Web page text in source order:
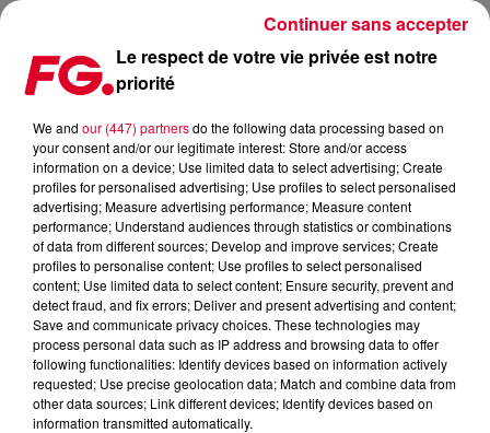
LE CD FÊTE SES 40 ANS !
Publié : 17 août 2022 à 13h23 par Christophe HUBERT
Le respect de votre vie privée est notre
priorité
We and our (447) partnersdo the following data processing based on
your consent and/or our legitimate interest: Store and/or access
information on a device; Use limited data to select advertising; Create
profiles for personalised advertising; Use profiles to select personalised
advertising; Measure advertising performance; Measure content
performance; Understand audiences through statistics or combinations
of data from different sources; Develop and improve services; Create
profiles to personalise content; Use profiles to select personalised
content; Use limited data to select content; Ensure security, prevent and
detect fraud, and fix errors; Deliver and present advertising and content;
Save and communicate privacy choices. These technologies may
process personal data such as IP address and browsing data to offer
following functionalities: Identify devices based on information actively
requested; Use precise geolocation data; Match and combine data from
other data sources; Link different devices; Identify devices based on
information transmitted automatically.
Continuer sans accepter